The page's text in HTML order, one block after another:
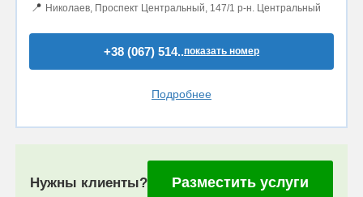
📍 Николаев, Проспект Центральный, 147/1 р-н. Центральный
+38 (067) 514..показать номер
Подробнее
Нужны клиенты? Разместить услуги